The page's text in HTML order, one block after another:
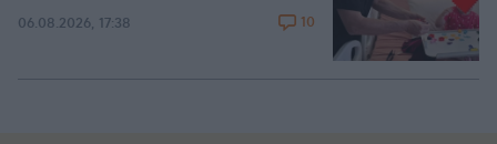
06.08.2026, 17:38 10